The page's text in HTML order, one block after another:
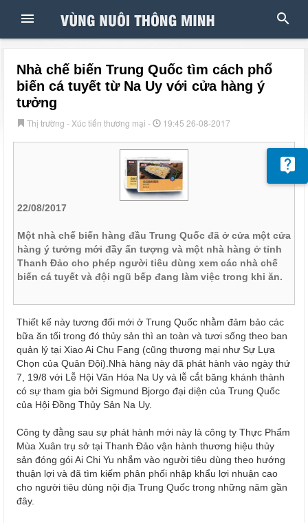
Nhà chế biến Trung Quốc tìm cách phổ
biến cá tuyết từ Na Uy với cửa hàng ý
tưởng
Thị trường - Xúc tiến thương mại - 19:45 26-08-2017
22/08/2017
Một nhà chế biến hàng đầu Trung Quốc đã ở cửa một cửa
hàng ý tưởng mới đầy ấn tượng và một nhà hàng ở tỉnh
Thanh Đảo cho phép người tiêu dùng xem các nhà chế
biến cá tuyết và đội ngũ bếp đang làm việc trong khi ăn.
Thiết kế này tương đối mới ở Trung Quốc nhằm đảm bảo các
bữa ăn tối trong đó thủy sản thì an toàn và tươi sống theo ban
quản lý tại Xiao Ai Chu Fang (cũng thương mại như Sự Lựa
Chọn của Quân Đội).Nhà hàng này đã phát hành vào ngày thứ
7, 19/8 với Lễ Hội Văn Hóa Na Uy và lễ cắt băng khánh thành
có sự tham gia bởi Sigmund Bjorgo đại diện của Trung Quốc
của Hội Đồng Thủy Sản Na Uy.
Công ty đằng sau sự phát hành mới này là công ty Thực Phẩm
Mùa Xuân trụ sở tại Thanh Đảo vận hành thương hiệu thủy
sản đóng gói Ai Chi Yu nhắm vào người tiêu dùng theo hướng
thuận lợi và đã tìm kiếm phân phối nhập khẩu lợi nhuận cao
cho người tiêu dùng nội địa Trung Quốc trong những năm gần
đây.